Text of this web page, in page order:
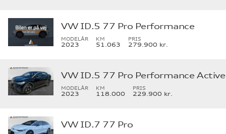
VW ID.5 77 Pro Performance
MODELÅR
2023
KM
51.063
PRIS
279.900 kr.
VW ID.5 77 Pro Performance Active
MODELÅR
2023
KM
118.000
PRIS
229.900 kr.
VW ID.7 77 Pro